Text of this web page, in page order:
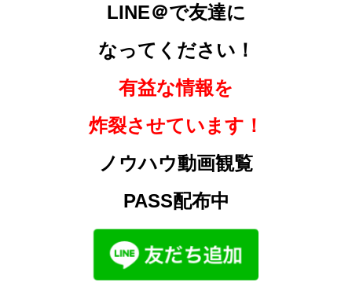
LINE＠で友達に
なってください！
有益な情報を
炸裂させています！
ノウハウ動画観覧
PASS配布中